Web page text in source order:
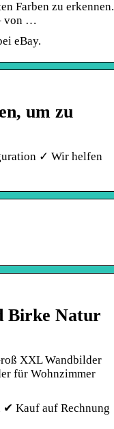
Farben zu erkennen.
von …
eBay.
um zu
✓ Wir helfen
Birke Natur
XXL Wandbilder
für Wohnzimmer
✔ Kauf auf Rechnung